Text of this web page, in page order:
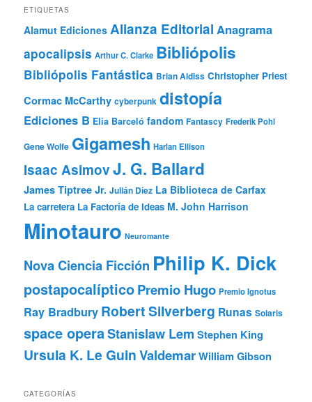
ETIQUETAS
Alamut Ediciones Alianza Editorial Anagrama
apocalipsis Arthur C. Clarke Bibliópolis
Bibliópolis Fantástica Brian Aldiss Christopher Priest
Cormac McCarthy cyberpunk distopía
Ediciones B Elia Barceló fandom Fantascy Frederik Pohl
Gene Wolfe Gigamesh Harlan Ellison
Isaac AsimovJ. G. Ballard
James Tiptree Jr. Julián Díez La Biblioteca de Carfax
La carretera La Factoría de Ideas M. John Harrison
Minotauro Neuromante
Nova Ciencia Ficción Philip K. Dick
postapocalípticoPremio Hugo Premio Ignotus
Ray Bradbury Robert Silverberg Runas Solaris
space operaStanislaw Lem Stephen King
Ursula K. Le GuinValdemarWilliam Gibson
CATEGORÍAS